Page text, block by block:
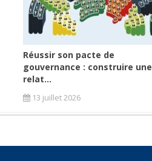
Réussir son pacte de
gouvernance : construire une
relat...
13 juillet 2026